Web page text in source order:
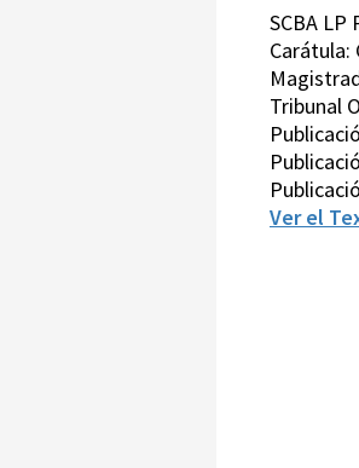
SCBA LP
Carátula:
Tribunal
Ver el